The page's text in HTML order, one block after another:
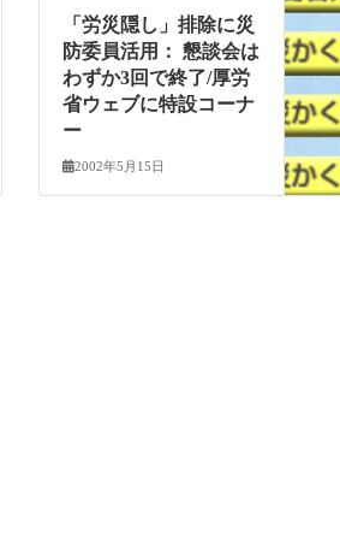
「労災隠し」排除に災
防委員活用： 懇談会は
わずか3回で終了/厚労
省ウェブに特設コーナ
ー
2002年5月15日